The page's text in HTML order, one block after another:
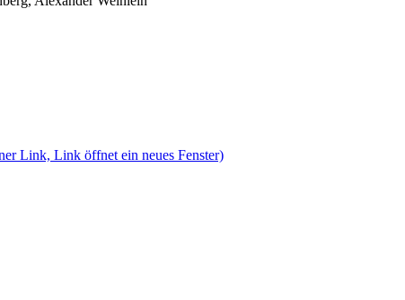
Link, Link öffnet ein neues Fenster)